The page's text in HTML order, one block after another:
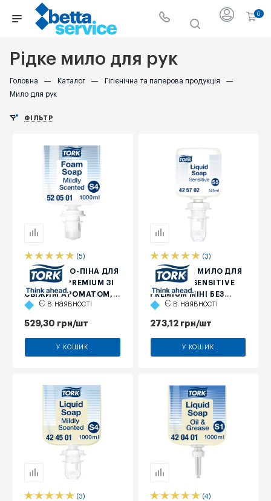
0
Рідке мило для рук
Головна — Каталог — Гігієнічна та паперова продукція —
Мило для рук
ФІЛЬТР
(5)
М'ЯКЕ МИЛО-ПІНА ДЛЯ
РУК TORK PREMIUM ЗІ
СВІЖИМ АРОМАТОМ, 1
Л, 2500 ПОРЦІЙ
Є в наявності
529,30 грн/шт
У КОШИК
(3)
ДЕЛІКАТНЕ МИЛО ДЛЯ
РУК TORK SENSITIVE
PREMIUM МІНІ БЕЗ
ЗАПАХУ, 525 МЛ
Є в наявності
273,12грн/шт
У КОШИК
(3) (4)